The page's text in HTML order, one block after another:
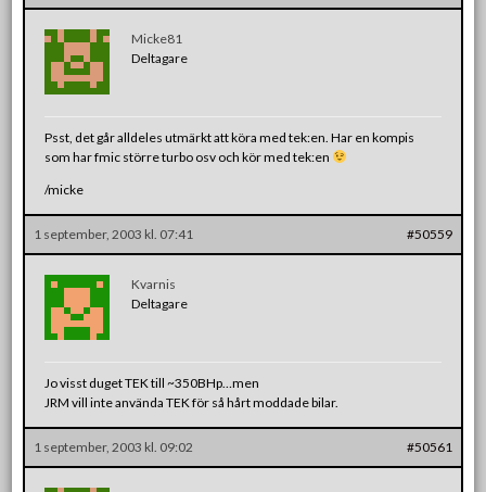
Micke81
Deltagare
Psst, det går alldeles utmärkt att köra med tek:en. Har en kompis
som har fmic större turbo osv och kör med tek:en
/micke
1 september, 2003 kl. 07:41 #50559
Kvarnis
Deltagare
Jo visst duget TEK till ~350BHp…men
JRM vill inte använda TEK för så hårt moddade bilar.
1 september, 2003 kl. 09:02 #50561